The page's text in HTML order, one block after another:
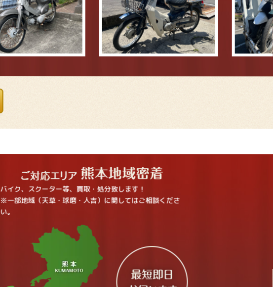
バイク、スクーター等、買取・処分致します！
※一部地域（天草・球磨・人吉）に関してはご相談くださ
い。